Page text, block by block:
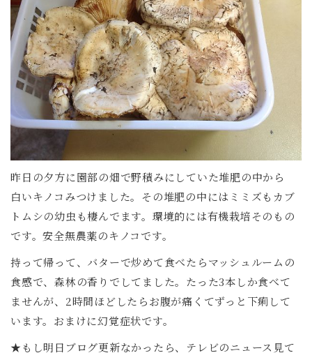
昨日の夕方に園部の畑で野積みにしていた堆肥の中から
白いキノコみつけました。その堆肥の中にはミミズもカブ
トムシの幼虫も棲んでます。環境的には有機栽培そのもの
です。安全無農薬のキノコです。
持って帰って、バターで炒めて食べたらマッシュルームの
食感で、森林の香りでしてました。たった3本しか食べて
ませんが、2時間ほどしたらお腹が痛くてずっと下痢して
います。おまけに幻覚症状です。
★もし明日ブログ更新なかったら、テレビのニュース見て